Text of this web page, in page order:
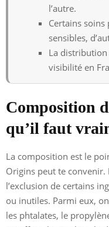
l’autre.
Certains
sensibles,
La distribution
visibilité en
Composition
qu’il faut
La composition est le
Origins peut te
l’exclusion de certains
ou inutiles. Parmi eux,
les phtalates, le